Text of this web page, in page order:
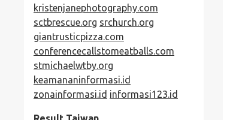
kristenjanephotography.com
sctbrescue.org srchurch.org
giantrusticpizza.com
conferencecallstomeatballs.com
stmichaelwtby.org
keamananinformasi.id
zonainformasi.id informasi123.id